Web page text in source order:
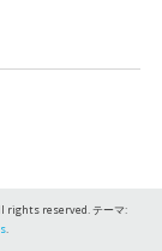
rights reserved. テーマ:
.